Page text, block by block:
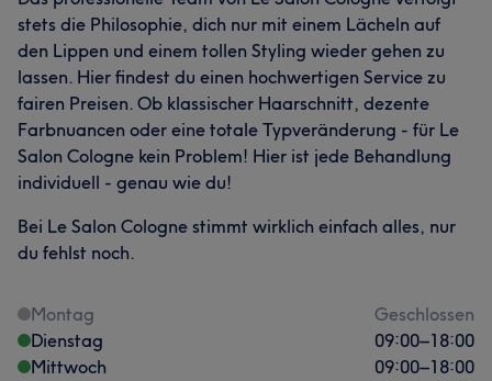
stets die Philosophie, dich nur mit einem Lächeln auf
den Lippen und einem tollen Styling wieder gehen zu
lassen. Hier findest du einen hochwertigen Service zu
fairen Preisen. Ob klassischer Haarschnitt, dezente
Farbnuancen oder eine totale Typveränderung - für Le
Salon Cologne kein Problem! Hier ist jede Behandlung
individuell - genau wie du!
Bei Le Salon Cologne stimmt wirklich einfach alles, nur
du fehlst noch.
Montag
Geschlossen
Dienstag
09:00–18:00
Mittwoch
09:00–18:00